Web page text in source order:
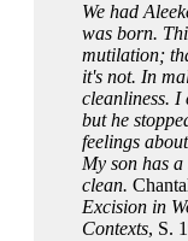
We had
was born.
mutilation;
it's not. In
cleanliness. I
but he
feelings
My son has
clean.
Excision in
Contexts, S.